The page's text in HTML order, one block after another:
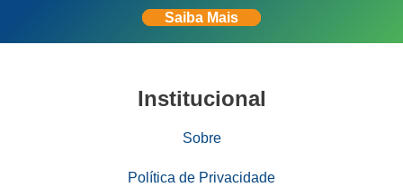
Saiba Mais
Institucional
Sobre
Política de Privacidade